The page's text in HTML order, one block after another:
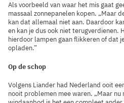
Als voorbeeld van waar het mis gaat
massaal zonnepanelen kopen. „Maar
kan dat allemaal niet aan. Daardoor
en kan je dus ook niet terugverdienen.
hierdoor lampen gaan flikkeren of dat
opladen.”
Op de schop
Volgens Liander had Nederland ooit
nooit problemen mee waren. „Maar